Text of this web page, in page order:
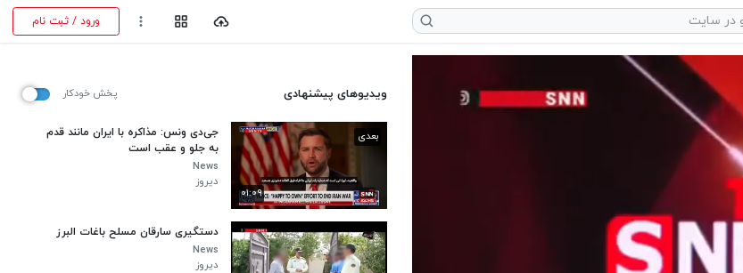
ورود / ثبت نام
ویدیوهای پیشنهادی پخش خودکار
۰۱:۰۹
بعدی
جی‌دی ونس: مذاکره با ایران مانند قدم
به جلو و عقب است
News
دیروز
دستگیری سارقان مسلح باغات البرز
News
دیروز